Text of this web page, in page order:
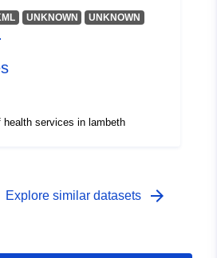
UNKNOWN
UNKNOWN
services in lambeth
Explore similar datasets arrow_forward